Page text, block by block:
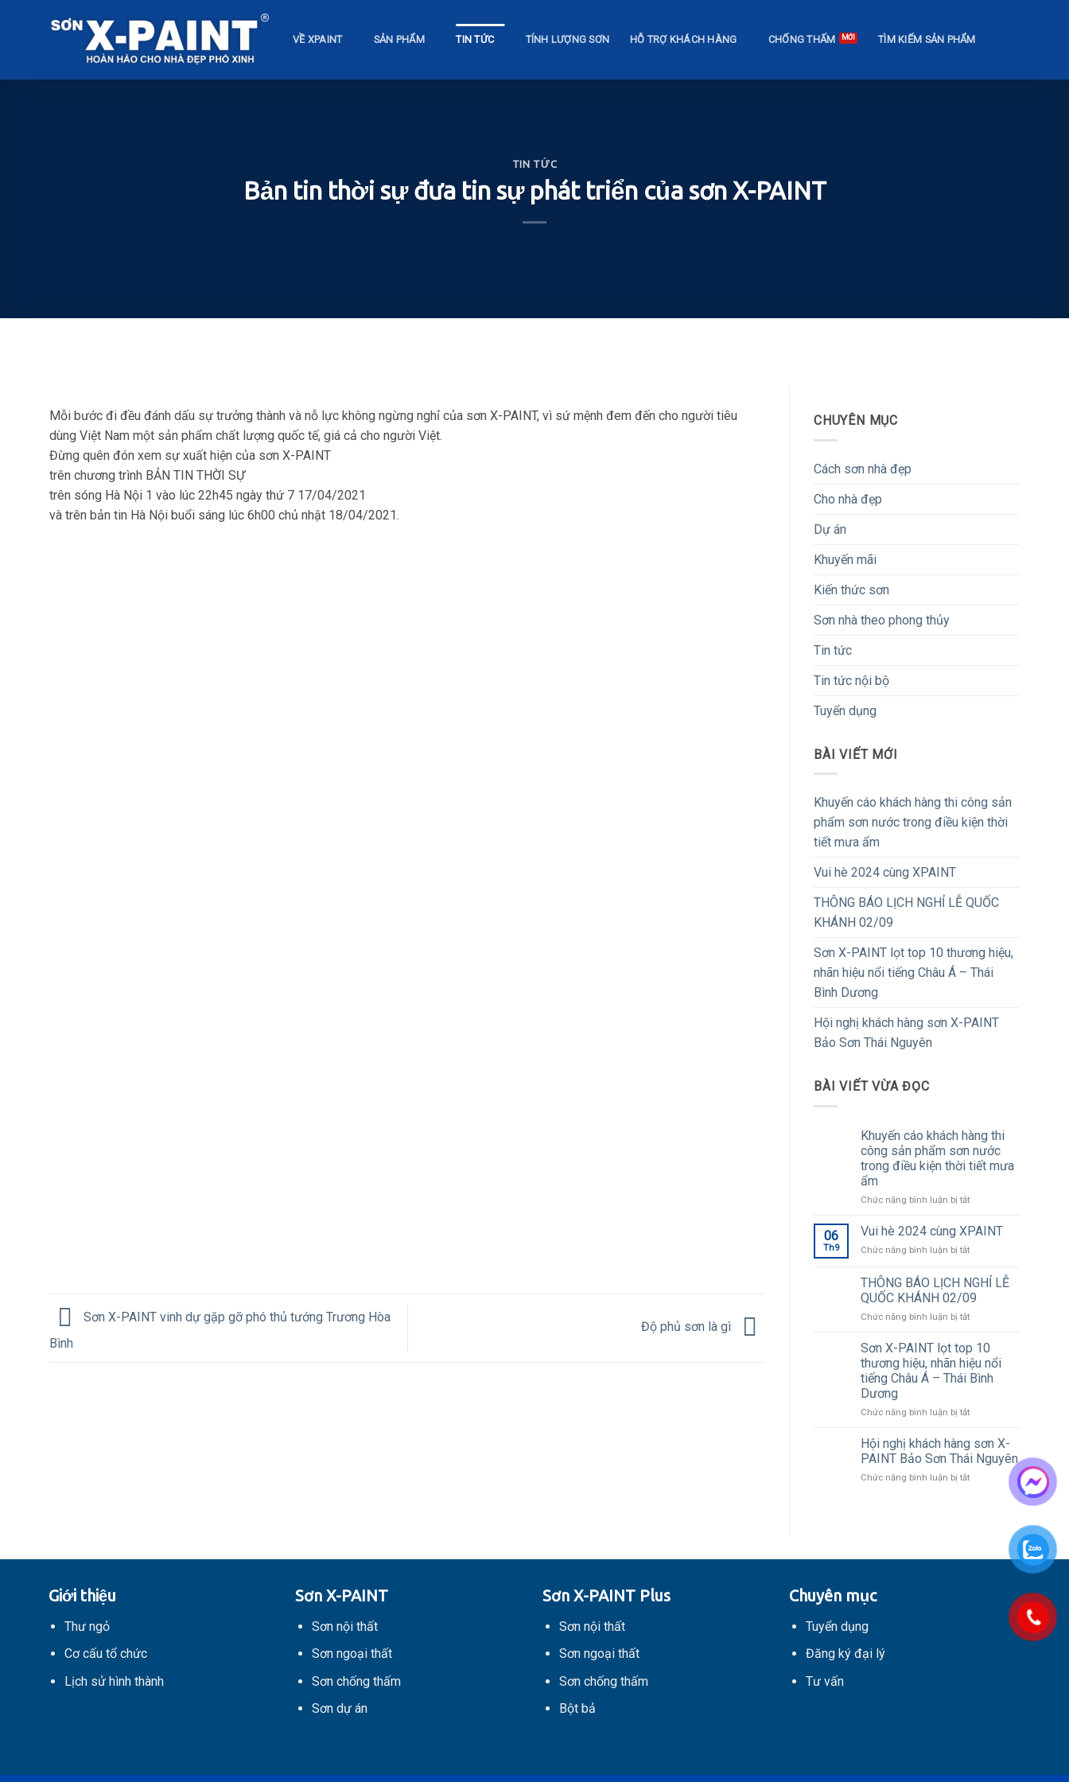
VỀ XPAINT SẢN PHẨM TIN TỨC TÍNH LƯỢNG SƠN HỖ TRỢ KHÁCH HÀNG CHỐNG THẤM TÌM KIẾM SẢN PHẨM
TIN TỨC
Bản tin thời sự đưa tin sự phát triển của sơn X-PAINT
Mỗi bước đi đều đánh dấu sự trưởng thành và nỗ lực không ngừng nghỉ của sơn X-PAINT, vì sứ mệnh đem đến cho người tiêu
dùng Việt Nam một sản phẩm chất lượng quốc tế, giá cả cho người Việt.
Đừng quên đón xem sự xuất hiện của sơn X-PAINT
trên chương trình BẢN TIN THỜI SỰ
trên sóng Hà Nội 1 vào lúc 22h45 ngày thứ 7 17/04/2021
và trên bản tin Hà Nội buổi sáng lúc 6h00 chủ nhật 18/04/2021.
Sơn X-PAINT vinh dự gặp gỡ phó thủ tướng Trương Hòa
Bình
Độ phủ sơn là gì
CHUYÊN MỤC
Cách sơn nhà đẹp
Cho nhà đẹp
Dự án
Khuyến mãi
Kiến thức sơn
Sơn nhà theo phong thủy
Tin tức
Tin tức nội bộ
Tuyển dụng
BÀI VIẾT MỚI
Khuyến cáo khách hàng thi công sản
phẩm sơn nước trong điều kiện thời
tiết mưa ẩm
Vui hè 2024 cùng XPAINT
THÔNG BÁO LỊCH NGHỈ LỄ QUỐC
KHÁNH 02/09
Sơn X-PAINT lọt top 10 thương hiệu,
nhãn hiệu nổi tiếng Châu Á – Thái
Bình Dương
Hội nghị khách hàng sơn X-PAINT
Bảo Sơn Thái Nguyên
BÀI VIẾT VỪA ĐỌC
Khuyến cáo khách hàng thi
công sản phẩm sơn nước
trong điều kiện thời tiết mưa
ẩm
Chức năng bình luận bị tắtở
cáo
hàng
công
sản
sơn
trong
điều
kiện
mưa
06
Th9
Vui hè 2024 cùng XPAINT
Chức năng bình luận bị tắtở
hè
2024
cùng
XPAINT
THÔNG BÁO LỊCH NGHỈ LỄ
QUỐC KHÁNH 02/09
Chức năng bình luận bị tắtở
BÁO
LỊCH
NGHỈ
LỄ
KHÁNH
Sơn X-PAINT lọt top 10
thương hiệu, nhãn hiệu nổi
tiếng Châu Á – Thái Bình
Dương
Chức năng bình luận bị tắtở
X-
PAINT
lọt
top
nổi
Hội nghị khách hàng sơn X-
PAINT Bảo Sơn Thái Nguyên
Chức năng bình luận bị tắtở
X-
Giới thiệu
Thư ngỏ
Cơ cấu tổ chức
Lịch sử hình thành
Sơn X-PAINT
Sơn nội thất
Sơn ngoại thất
Sơn chống thấm
Sơn dự án
Sơn X-PAINT Plus
Sơn nội thất
Sơn ngoại thất
Sơn chống thấm
Bột bả
Chuyên mục
Tuyển dụng
Đăng ký đại lý
Tư vấn